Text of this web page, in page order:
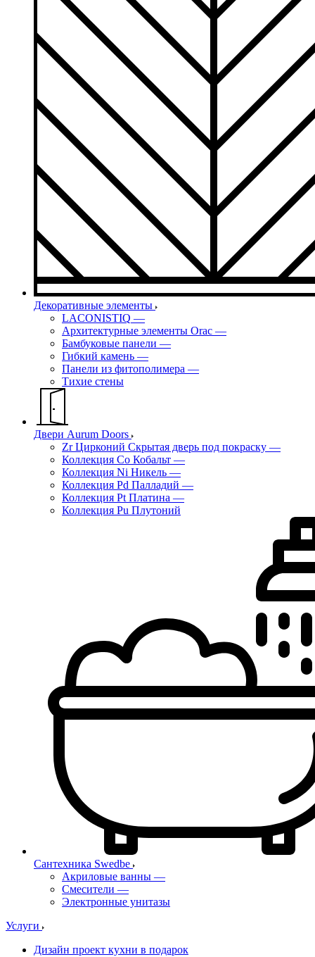
Декоративные элементы
LACONISTIQ —
Архитектурные элементы Orac —
Бамбуковые панели —
Гибкий камень —
Панели из фитополимера —
Тихие стены
Двери Aurum Doors
Zr Цирконий Скрытая дверь под покраску —
Коллекция Co Кобальт —
Коллекция Ni Никель —
Коллекция Pd Палладий —
Коллекция Pt Платина —
Коллекция Pu Плутоний
Сантехника Swedbe
Акриловые ванны —
Смесители —
Электронные унитазы
Услуги
Дизайн проект кухни в подарок